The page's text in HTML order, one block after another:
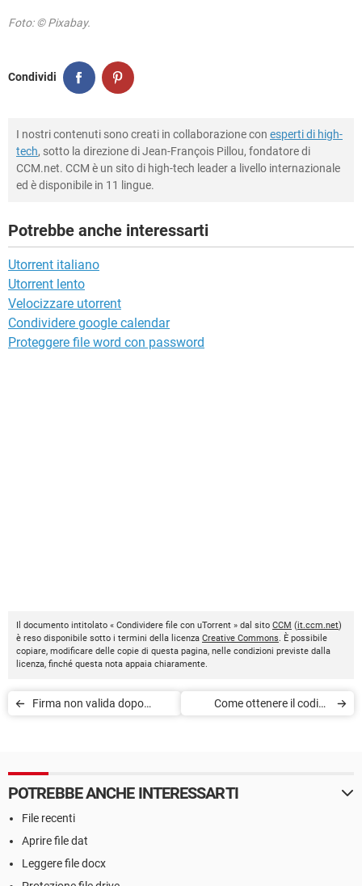
Foto: © Pixabay.
Condividi
I nostri contenuti sono creati in collaborazione con esperti di high-
tech, sotto la direzione di Jean-François Pillou, fondatore di
CCM.net. CCM è un sito di high-tech leader a livello internazionale
ed è disponibile in 11 lingue.
Potrebbe anche interessarti
Utorrent italiano
Utorrent lento
Velocizzare utorrent
Condividere google calendar
Proteggere file word con password
Il documento intitolato « Condividere file con uTorrent » dal sito CCM (it.ccm.net)
è reso disponibile sotto i termini della licenza Creative Commons. È possibile
copiare, modificare delle copie di questa pagina, nelle condizioni previste dalla
licenza, finché questa nota appaia chiaramente.
Firma non valida dopo
Come ottenere il codice
POTREBBE ANCHE INTERESSARTI
File recenti
Aprire file dat
Leggere file docx